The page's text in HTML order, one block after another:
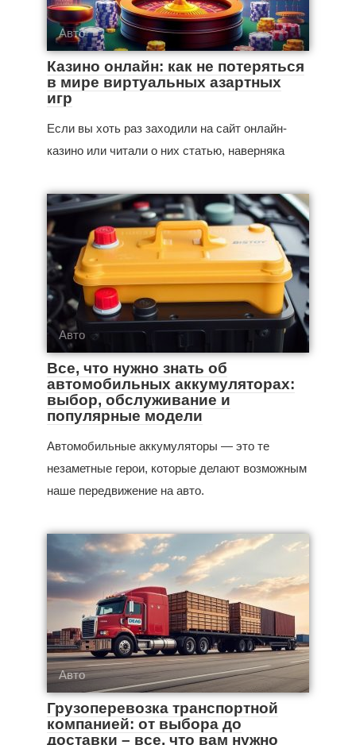
Авто
Казино онлайн: как не потеряться
в мире виртуальных азартных
игр
Если вы хоть раз заходили на сайт онлайн-
казино или читали о них статью, наверняка
Авто
Все, что нужно знать об
автомобильных аккумуляторах:
выбор, обслуживание и
популярные модели
Автомобильные аккумуляторы — это те
незаметные герои, которые делают возможным
наше передвижение на авто.
Авто
Грузоперевозка транспортной
компанией: от выбора до
доставки – все, что вам нужно